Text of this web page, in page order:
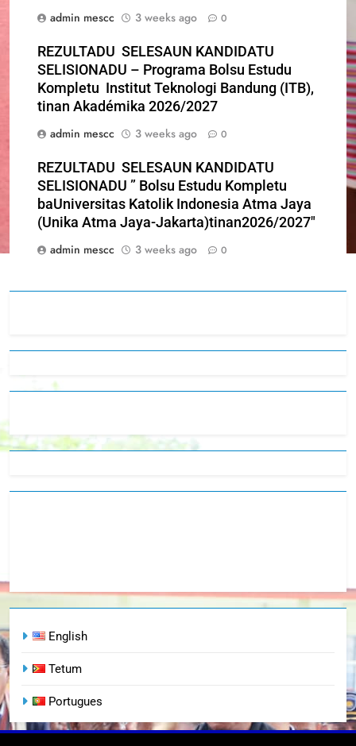
admin mescc
3 weeks ago 0
REZULTADU SELESAUN KANDIDATU
SELISIONADU – Programa Bolsu Estudu
Kompletu Institut Teknologi Bandung (ITB),
tinan Akadémika 2026/2027
admin mescc
3 weeks ago 0
REZULTADU SELESAUN KANDIDATU
SELISIONADU ” Bolsu Estudu Kompletu
baUniversitas Katolik Indonesia Atma Jaya
(Unika Atma Jaya-Jakarta)tinan2026/2027″
admin mescc
3 weeks ago 0
English
Tetum
Portugues